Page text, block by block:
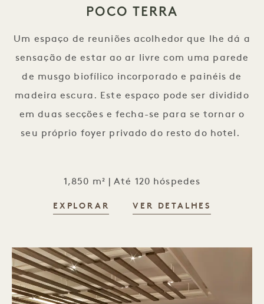
POCO TERRA
Um espaço de reuniões acolhedor que lhe dá a
sensação de estar ao ar livre com uma parede
de musgo biofílico incorporado e painéis de
madeira escura. Este espaço pode ser dividido
em duas secções e fecha-se para se tornar o
seu próprio foyer privado do resto do hotel.
1,850 m² | Até 120 hóspedes
EXPLORAR VER DETALHES